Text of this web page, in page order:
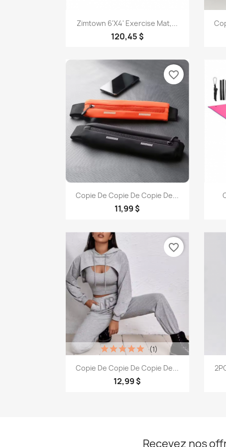
Aperçu rapide
Zimtown 6'x4' Exercise Mat,...
120,45 $
Aperçu rapide
Copie De Copie De Copie De...
11,99 $
favorite_border
Aperçu rapide
Copie De Copie De Copie De...
12,99 $
(1)
favorite_border
Recevez nos